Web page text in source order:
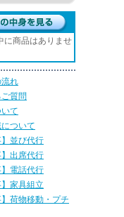
に商品はありませ
れ
質問
て
ついて
】並び代行
】出席代行
】電話代行
】家具組立
】荷物移動・プチ